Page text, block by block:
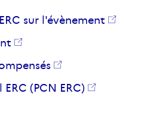
sur l'évènement
(PCN ERC)